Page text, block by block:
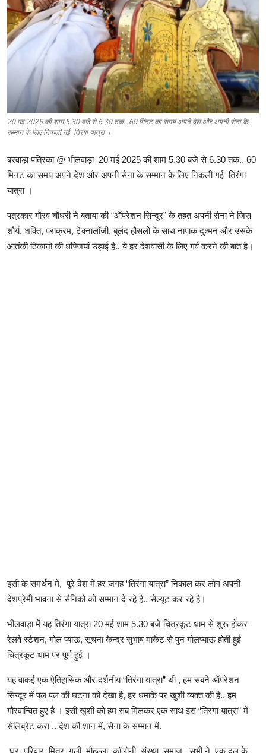
20 मई 2025 की शाम 5.30 बजे से 6.30 तक.. 60 मिनट का समय अपने देश और अपनी सेना के
सम्मान के लिए निकली गई तिरंगा यात्रा ।
बरवाड़ा पत्रिका @ भीलवाड़ा 20 मई 2025 की शाम 5.30 बजे से 6.30 तक.. 60
मिनट का समय अपने देश और अपनी सेना के सम्मान के लिए निकली गई तिरंगा
यात्रा ।
पत्रकार गौरव चौधरी ने बताया की “ऑपरेशन सिन्दूर” के तहत अपनी सेना ने जिस
शौर्य, शक्ति, पराक्रम, टेक्नालॉजी, बुलंद हौसलों के साथ नापाक दुश्मन और उसके
आतंकी ठिकानो की धज्जियां उड़ाई है.. ये हर देशवासी के लिए गर्व करने की बात है।
इसी के समर्थन में, पूरे देश में हर जगह “तिरंगा यात्रा” निकाल कर लोग अपनी
देशप्रेमी भावना से सैनिको को सम्मान दे रहे है.. सेल्यूट कर रहे है।
भीलवाड़ा में यह तिरंगा यात्रा 20 मई शाम 5.30 बजे चित्रकूट धाम से शुरू होकर
रेलवे स्टेशन, गोल प्याऊ, सूचना केन्द्र सुभाष मार्केट से पुन गोलप्याऊ होती हुई
चित्रकूट धाम पर पूर्ण हुई ।
यह वाकई एक ऐतिहासिक और दर्शनीय “तिरंगा यात्रा” थी , हम सबने ऑपरेशन
सिन्दूर में पल पल की घटना को देखा है, हर धमाके पर खुशी व्यक्त की है.. हम
गौरवान्वित हुए है । इसी खुशी को हम सब मिलकर एक साथ इस “तिरंगा यात्रा” में
सेलिब्रेट करा .. देश की शान में, सेना के सम्मान में.
घर, परिवार, मित्र, गली, मौहल्ला, काॅलोनी, संस्था, समाज.. सभी ने एक दल के